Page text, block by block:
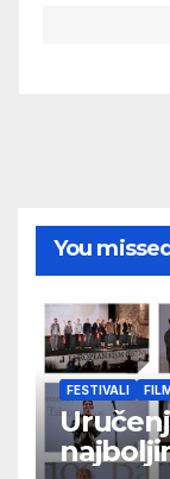
You
FESTIVALI FILM